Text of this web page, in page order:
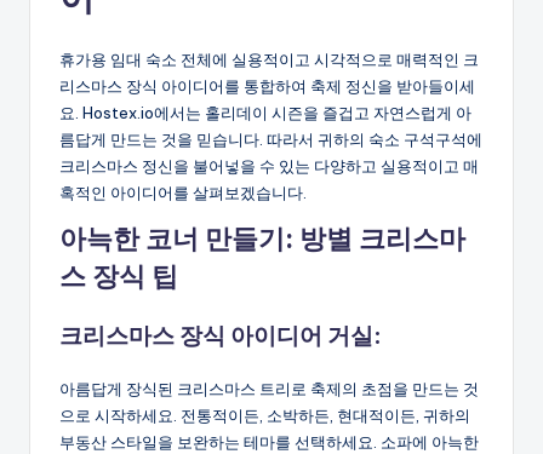
휴가용 임대 숙소 전체에 실용적이고 시각적으로 매력적인 크
리스마스 장식 아이디어를 통합하여 축제 정신을 받아들이세
요. Hostex.io에서는 홀리데이 시즌을 즐겁고 자연스럽게 아
름답게 만드는 것을 믿습니다. 따라서 귀하의 숙소 구석구석에
크리스마스 정신을 불어넣을 수 있는 다양하고 실용적이고 매
혹적인 아이디어를 살펴보겠습니다.
아늑한 코너 만들기: 방별 크리스마
스 장식 팁
크리스마스 장식 아이디어 거실:
아름답게 장식된 크리스마스 트리로 축제의 초점을 만드는 것
으로 시작하세요. 전통적이든, 소박하든, 현대적이든, 귀하의
부동산 스타일을 보완하는 테마를 선택하세요. 소파에 아늑한